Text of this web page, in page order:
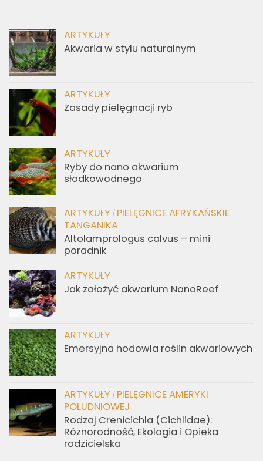
ARTYKUŁY
Akwaria w stylu naturalnym
ARTYKUŁY
Zasady pielęgnacji ryb
ARTYKUŁY
Ryby do nano akwarium
słodkowodnego
ARTYKUŁY / PIELĘGNICE AFRYKAŃSKIE
TANGANIKA
Altolamprologus calvus – mini
poradnik
ARTYKUŁY
Jak założyć akwarium NanoReef
ARTYKUŁY
Emersyjna hodowla roślin akwariowych
ARTYKUŁY / PIELĘGNICE AMERYKI
POŁUDNIOWEJ
Rodzaj Crenicichla (Cichlidae):
Różnorodność, Ekologia i Opieka
rodzicielska